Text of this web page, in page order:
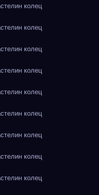
колец
колец
колец
колец
колец
колец
колец
колец
колец